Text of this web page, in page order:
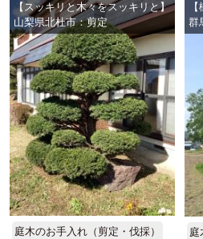
【スッキリと木々をスッキリと】
山梨県北杜市：剪定
庭木のお手入れ（剪定・伐採）
群
庭